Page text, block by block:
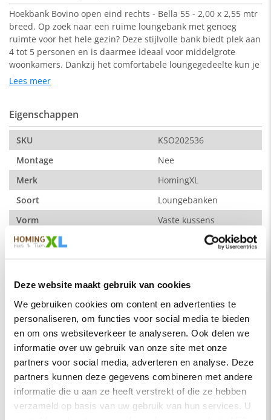
Deze website maakt gebruik van cookies
We gebruiken cookies om content en advertenties te
personaliseren, om functies voor social media te bieden
en om ons websiteverkeer te analyseren. Ook delen we
informatie over uw gebruik van onze site met onze
partners voor social media, adverteren en analyse. Deze
partners kunnen deze gegevens combineren met andere
informatie die u aan ze heeft verstrekt of die ze hebben
verzameld op basis van uw gebruik van hun services. U
Hoekbank Bovino open eind rechts - Bella 55 - 2,00 x 2,55 mtr
breed. Op zoek naar een ruime loungebank met genoeg
ruimte voor het hele gezin? Deze stijlvolle bank biedt plek aan
4 tot 5 personen en is daarmee ideaal voor middelgrote
woonkamers. Dankzij het comfortabele loungegedeelte kun je
heerlijk ontspannen en tot rust komen na een lange dag.
een hoogwaardige 100% polyester bekleding die zacht
aanvoelt, onderhoudsvriendelijk is en moeiteloos bestand
blijft tegen dagelijks gebruik. Zo combineer je comfort, stijl en
praktische duurzaamheid in één tijdloos ontwerp.
Waarom kiezen voor de hoekbank Bovino?
Geschikt voor 5 personen – royale zitruimte
Strak modern design – metalen poten en open hoek
Direct uit voorraad leverbaar – geen lange levertijden
Verkrijgbaar in 2 neutrale kleuren – lichtbruin en donker
bruin
Links of rechts leverbaar – kies jouw ideale opstelling
Vaste stoffering – de bank blijft altijd strak en netjes
profiteer je altijd van de laagste prijsgarantie op al onze
hoekbanken . Voor meer inspiratie kun je ook terecht in onze
showroom
Utrecht.
Lees meer
Eigenschappen
SKU
KSO202536
Montage
Nee
Merk
HomingXL
Soort
Loungebanken
Vorm
Vaste kussens
Serie
Materiaal
Zitdiepte
Zithoogte
44 cm
Hoogte rugleuning
40 cm
Zitcomfort
Stevig
Zitkussens vulling
Koudschuim